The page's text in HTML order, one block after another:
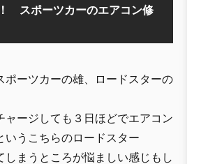
スポーツカーのエアコン修
ポーツカーの雄、ロードスターの
ャージしても３日ほどでエアコン
いうこちらのロードスター
しまうところが悩ましい感じもし